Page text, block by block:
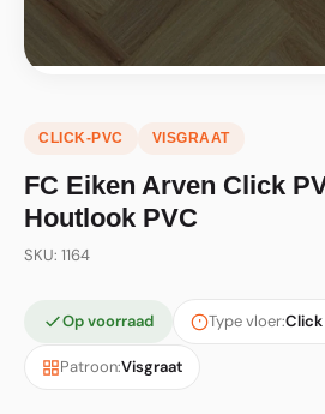
CLICK-PVC VISGRAAT
FC Eiken Arven Click
Houtlook PVC
SKU: 1164
Op voorraad Type vloer:Click
Patroon:Visgraat